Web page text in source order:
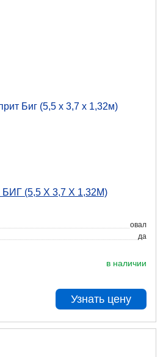
(5,5 Х 3,7 Х 1,32М)
овал
да
в наличии
Узнать цену